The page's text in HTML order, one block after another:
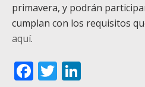
primavera, y podrán
cumplan con los requisitos
aquí.
Facebook
Twitter